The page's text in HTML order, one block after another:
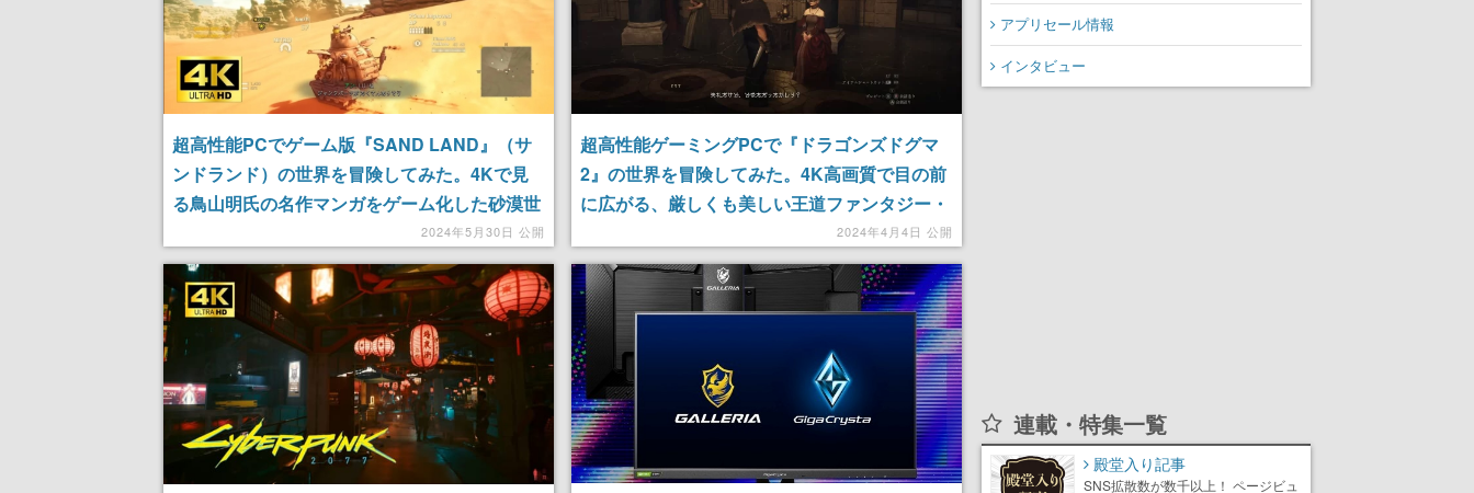
超高性能PCでゲーム版『SAND LAND』（サ
ンドランド）の世界を冒険してみた。4Kで見
る鳥山明氏の名作マンガをゲーム化した砂漠世
2024年5月30日 公開
超高性能ゲーミングPCで『ドラゴンズドグマ
2』の世界を冒険してみた。4K高画質で目の前
に広がる、厳しくも美しい王道ファンタジー・
オープンワールドRPGの映像を公開2024年4月4日 公開
つのバイオームを探索し
アプリセール情報
インタビュー
連載・特集一覧
殿堂入り記事
SNS拡散数が数千以上！ ページビュ